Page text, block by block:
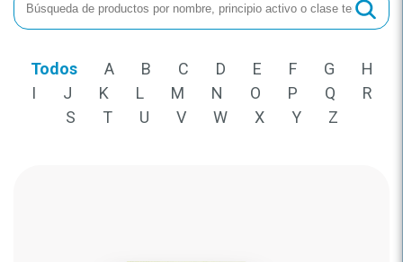
Todos A B C D E F G
H
I
J K L M N O P Q
R
S
T U V W X Y Z